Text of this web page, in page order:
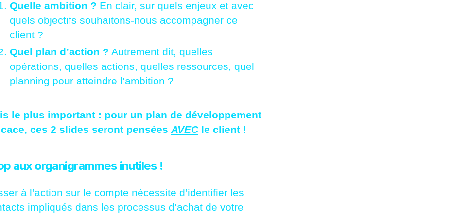
Quelle ambition ? En clair, sur quels enjeux et avec
quels objectifs souhaitons-nous accompagner ce
client ?
Quel plan d’action ? Autrement dit, quelles
opérations, quelles actions, quelles ressources, quel
planning pour atteindre l’ambition ?
le plus important : pour un plan de développement
ces 2 slides seront pensées AVECle client !
aux organigrammes inutiles !
à l’action sur le compte nécessite d’identifier les
impliqués dans les processus d’achat de votre